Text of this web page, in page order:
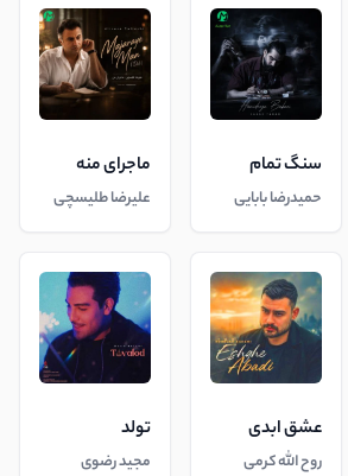
سنگ تمام
حمیدرضا بابایی
ماجرای منه
علیرضا طلیسچی
عشق ابدی
روح الله کرمی
تولد
مجید رضوی